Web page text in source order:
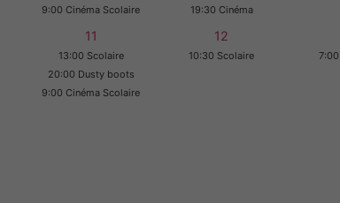
9:00 Cinéma Scolaire
19:30 Cinéma
11
13:00 Scolaire
20:00 Dusty boots
9:00 Cinéma Scolaire
12
10:30 Scolaire